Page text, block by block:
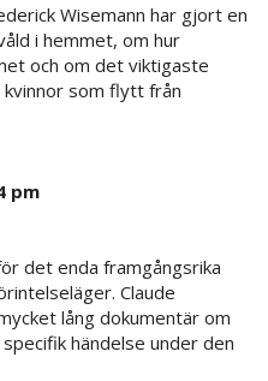
Wisemann har gjort en
i hemmet, om hur
och om det viktigaste
som flytt från
pm
det enda framgångsrika
Claude
lång dokumentär om
händelse under den